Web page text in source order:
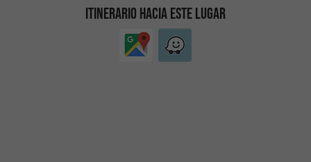
ITINERARIO HACIA ESTE LUGAR